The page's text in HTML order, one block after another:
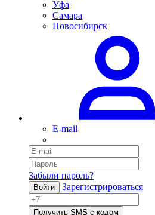
Уфа
Самара
Новосибирск
E-mail
Забыли пароль?
Войти Зарегистрироваться
Получить SMS с кодом